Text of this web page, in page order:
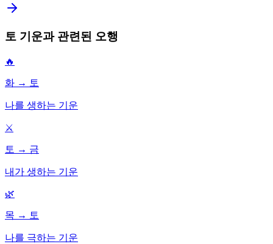
토 기운과 관련된 오행
🔥
화 → 토
나를 생하는 기운
⚔️
토 → 금
내가 생하는 기운
🌿
목 → 토
나를 극하는 기운